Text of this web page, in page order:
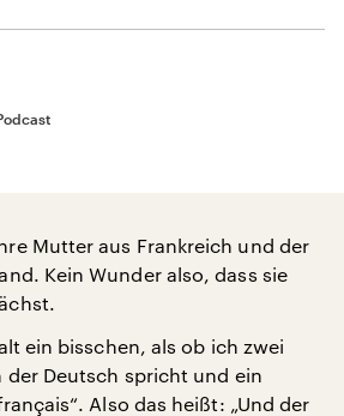
Mutter aus Frankreich und der
Kein Wunder also, dass sie
ein bisschen, als ob ich zwei
der Deutsch spricht und ein
Also das heißt: „Und der